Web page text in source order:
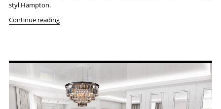
styl Hampton.
Continue reading“Style we wnętrzach- styl hampton”